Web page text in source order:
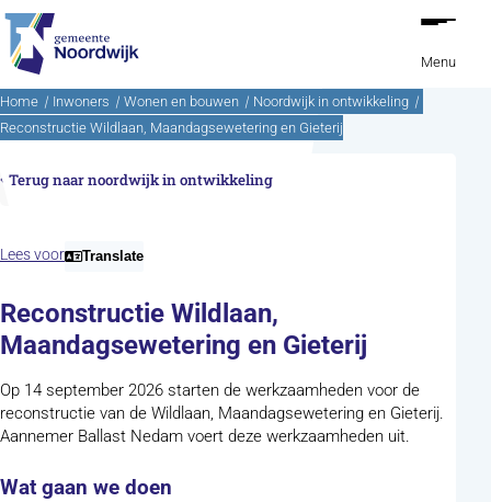
Ga naar de inhoud
Menu
Home Inwoners Wonen en bouwen
Noordwijk in ontwikkeling
Reconstructie Wildlaan, Maandagsewetering en Gieterij
Terug naar noordwijk in ontwikkeling
Lees voor Translate
Reconstructie Wildlaan,
Maandagsewetering en Gieterij
Op 14 september 2026 starten de werkzaamheden voor de
reconstructie van de Wildlaan, Maandagsewetering en Gieterij.
Aannemer Ballast Nedam voert deze werkzaamheden uit.
Wat gaan we doen